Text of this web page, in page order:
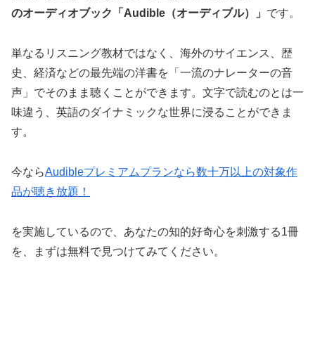
のオーディオブック「Audible（オーディブル）」 です。
単なるリスニング教材ではなく、海外のサイエンス、歴
史、経済などの最先端の洋書を「一流のナレーターの音
声」でそのまま聴くことができます。文字で読むのとは一
味違う、英語のダイナミックな世界に浸ることができま
す。
今ならAudibleプレミアムプランなら数十万以上の対象作
品が聴き放題！
を実施しているので、あなたの知的好奇心を刺激する1冊
を、まずは無料で見つけてみてください。